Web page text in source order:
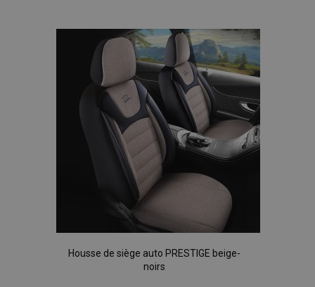
liste
d'achats
Housse de siège auto PRESTIGE beige-
noirs